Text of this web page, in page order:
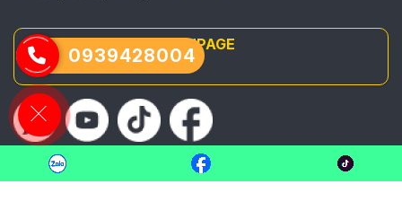
FANPAGE
0939428004